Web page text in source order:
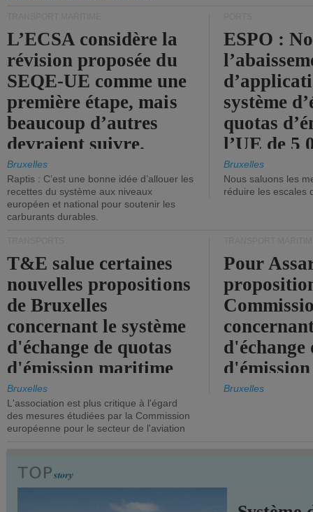
L’ECSA considère la
révision proposée du
SEQE-UE comme une
première étape, mais
beaucoup d’autres
devraient suivre.
Bruxelles
Raptis : C’est une bonne idée d’allouer les
recettes du système aux niveaux
européen et national pour soutenir les
carburants durables.
ESPO :
système
quotas
l’UE de 5
tonneaux
brute.
Bruxelles
Nous saluons les
réduire les escales
T&E salue certaines
nouvelles propositions
de Bruxelles
concernant le système
d'échange de quotas
d'émission maritime
de l'UE.
Bruxelles
L'association est plus critique à l'égard
des mesures étudiées par la Commission
européenne pour le secteur de l'aviation
Pour
d'échange
timide,
Bruxelles